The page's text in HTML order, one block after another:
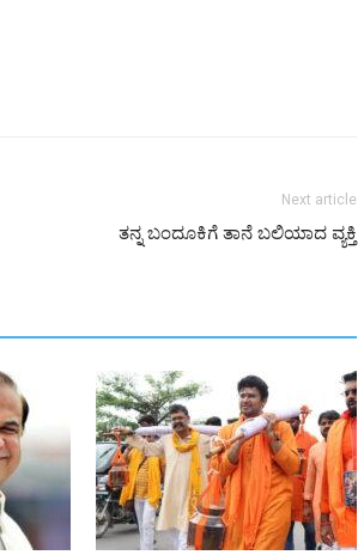
Next article
ತನ್ನ ಬಂದೂಕಿಗೆ ತಾನೆ ಬಲಿಯಾದ ವ್ಯಕ್ತಿ